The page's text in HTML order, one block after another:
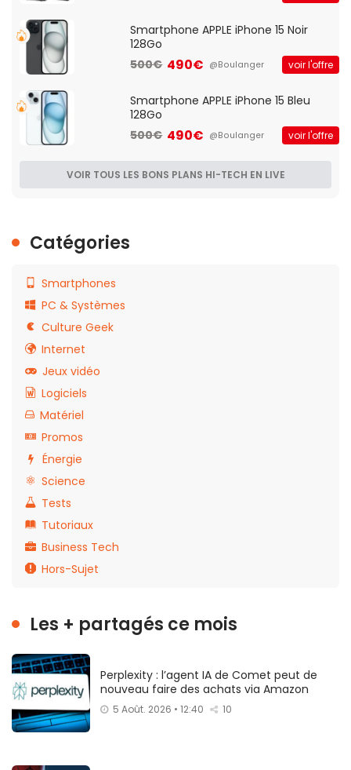
Smartphone APPLE iPhone 15 Noir
128Go
500€ 490€ @Boulanger voir l'offre
Smartphone APPLE iPhone 15 Bleu
128Go
500€ 490€ @Boulanger voir l'offre
VOIR TOUS LES BONS PLANS HI-TECH EN LIVE
Catégories
Smartphones
PC & Systèmes
Culture Geek
Internet
Jeux vidéo
Logiciels
Matériel
Promos
Énergie
Science
Tests
Tutoriaux
Business Tech
Hors-Sujet
Les + partagés ce mois
Perplexity : l’agent IA de Comet peut de
nouveau faire des achats via Amazon
5 Août. 2026 • 12:40 10